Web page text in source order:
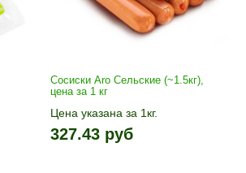
Сосиски Aro Сельские (~1.5кг),
цена за 1 кг
Цена указана за 1кг.
1кг прибавляется кнопками «+»
и «-». Выбрав количество,
327.43 руб